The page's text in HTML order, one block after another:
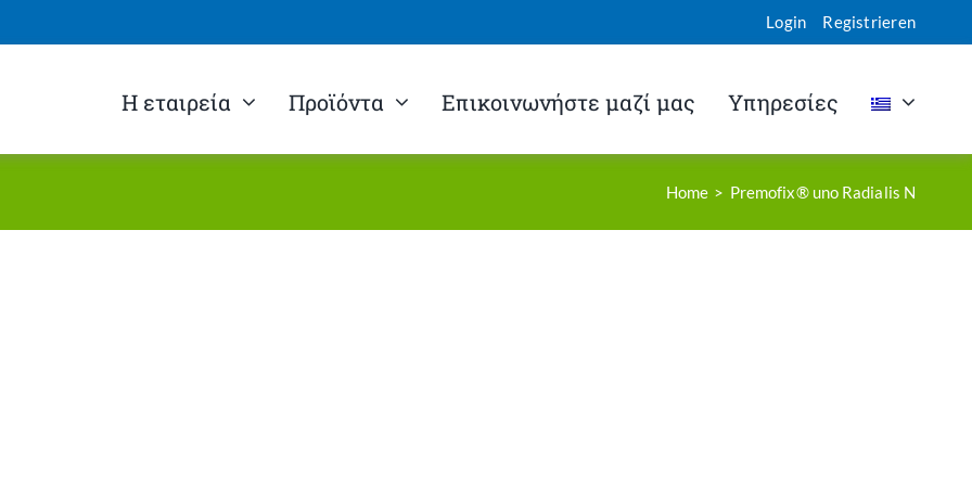
Login Registrieren
Η εταιρεία Προϊόντα Επικοινωνήστε μαζί μας Υπηρεσίες
Home Premofix® uno Radialis N